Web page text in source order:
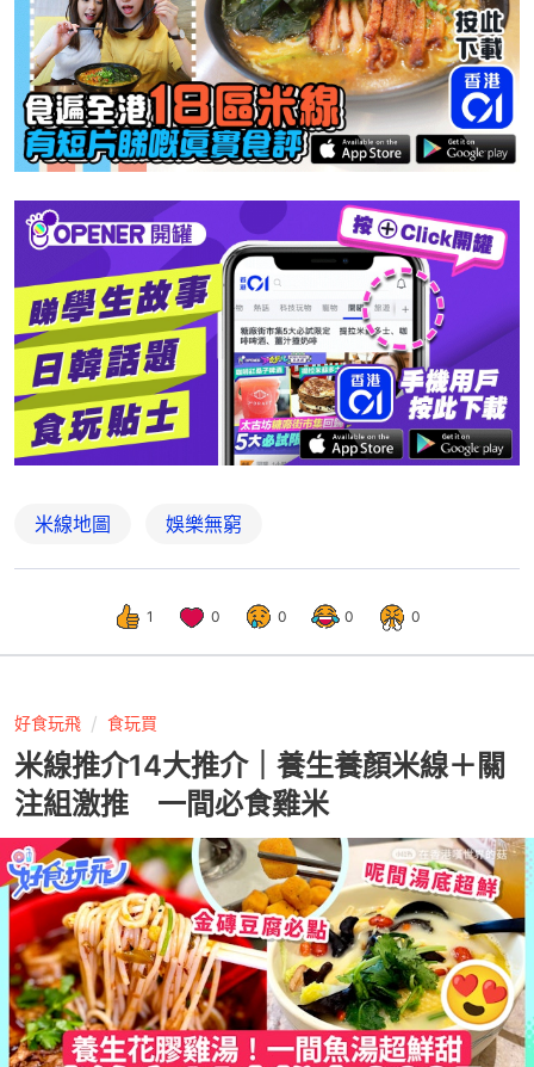
米線地圖 娛樂無窮
1 0 0 0 0
好食玩飛 食玩買
米線推介14大推介｜養生養顏米線＋關
注組激推 一間必食雞米